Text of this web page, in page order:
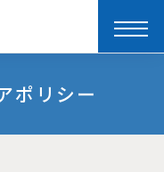
toggle
ポリシー